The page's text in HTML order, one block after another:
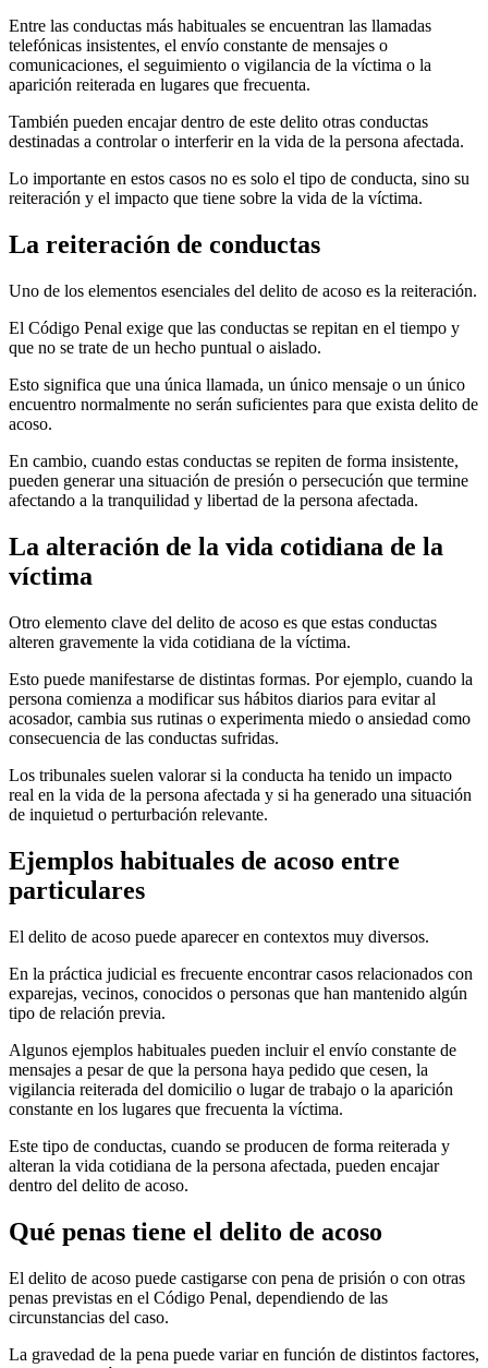
Entre las conductas más habituales se encuentran las llamadas
telefónicas insistentes, el envío constante de mensajes o
comunicaciones, el seguimiento o vigilancia de la víctima o la
aparición reiterada en lugares que frecuenta.
También pueden encajar dentro de este delito otras conductas
destinadas a controlar o interferir en la vida de la persona afectada.
Lo importante en estos casos no es solo el tipo de conducta, sino su
reiteración y el impacto que tiene sobre la vida de la víctima.
La reiteración de conductas
Uno de los elementos esenciales del delito de acoso es la reiteración.
El Código Penal exige que las conductas se repitan en el tiempo y
que no se trate de un hecho puntual o aislado.
Esto significa que una única llamada, un único mensaje o un único
encuentro normalmente no serán suficientes para que exista delito de
acoso.
En cambio, cuando estas conductas se repiten de forma insistente,
pueden generar una situación de presión o persecución que termine
afectando a la tranquilidad y libertad de la persona afectada.
La alteración de la vida cotidiana de la
víctima
Otro elemento clave del delito de acoso es que estas conductas
alteren gravemente la vida cotidiana de la víctima.
Esto puede manifestarse de distintas formas. Por ejemplo, cuando la
persona comienza a modificar sus hábitos diarios para evitar al
acosador, cambia sus rutinas o experimenta miedo o ansiedad como
consecuencia de las conductas sufridas.
Los tribunales suelen valorar si la conducta ha tenido un impacto
real en la vida de la persona afectada y si ha generado una situación
de inquietud o perturbación relevante.
Ejemplos habituales de acoso entre
particulares
El delito de acoso puede aparecer en contextos muy diversos.
En la práctica judicial es frecuente encontrar casos relacionados con
exparejas, vecinos, conocidos o personas que han mantenido algún
tipo de relación previa.
Algunos ejemplos habituales pueden incluir el envío constante de
mensajes a pesar de que la persona haya pedido que cesen, la
vigilancia reiterada del domicilio o lugar de trabajo o la aparición
constante en los lugares que frecuenta la víctima.
Este tipo de conductas, cuando se producen de forma reiterada y
alteran la vida cotidiana de la persona afectada, pueden encajar
dentro del delito de acoso.
Qué penas tiene el delito de acoso
El delito de acoso puede castigarse con pena de prisión o con otras
penas previstas en el Código Penal, dependiendo de las
circunstancias del caso.
La gravedad de la pena puede variar en función de distintos factores,